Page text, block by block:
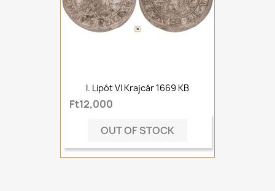
I. Lipót VI Krajcár 1669 KB
Ft12,000
OUT OF STOCK